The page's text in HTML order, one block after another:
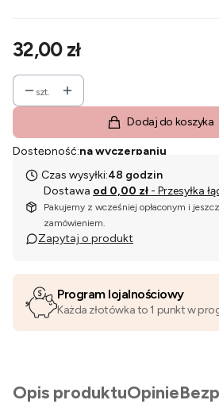
Cena
32,00 zł
szt.
Dodaj do koszyka
Dostępność:na wyczerpaniu
Czas wysyłki:48 godzin
Dostawa od 0,00 zł - Przesyłka
Pakujemy z wcześniej opłaconym i
zamówieniem.
Zapytaj o produkt
Program lojalnościowy
Każda złotówka to 1 punkt w
Opis produktuOpinie